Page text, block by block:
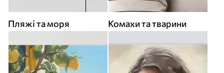
Пляжі та моря Комахи та тварини